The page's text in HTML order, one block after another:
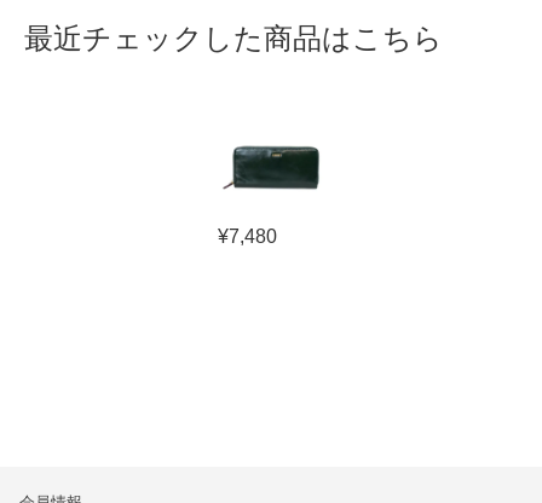
最近チェックした商品はこちら
¥7,480